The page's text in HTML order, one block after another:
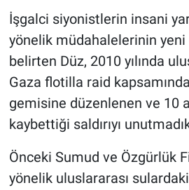
İşgalci siyonistlerin insani
yönelik müdahalelerinin yeni
belirten Düz, 2010 yılında
Gaza flotilla raid
gemisine düzenlenen ve 10
kaybettiği saldırıyı
Önceki Sumud ve Özgürlük
yönelik uluslararası